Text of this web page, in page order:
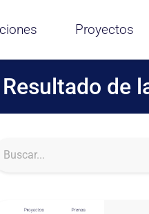
Proyectos
Resultado de